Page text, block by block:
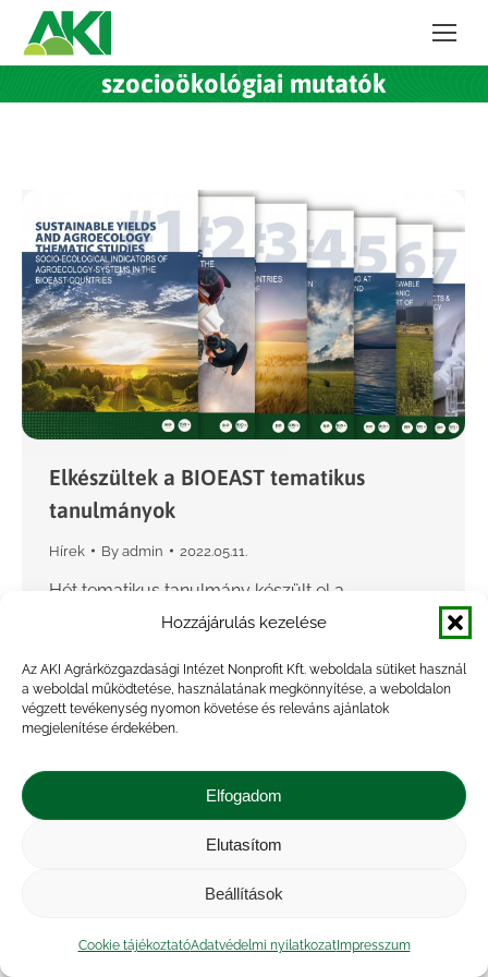
Hozzájárulás kezelése
Az AKI Agrárközgazdasági Intézet Nonprofit Kft. weboldala sütiket használ
a weboldal működtetése, használatának megkönnyítése, a weboldalon
végzett tevékenység nyomon követése és releváns ajánlatok
megjelenítése érdekében.
Elfogadom
Elutasítom
Beállítások
Cookie tájékoztatóAdatvédelmi nyilatkozatImpresszum
szocioökológiai mutatók
Elkészültek a BIOEAST tematikus
tanulmányok
Hírek By admin 2022.05.11.
Hét tematikus tanulmány készült el a
BIOEASTsUP projekt finanszírozásában, melyek
hiányterületek feltárásával foglalkoznak,
meghatározó inputot adva ezzel a készülő